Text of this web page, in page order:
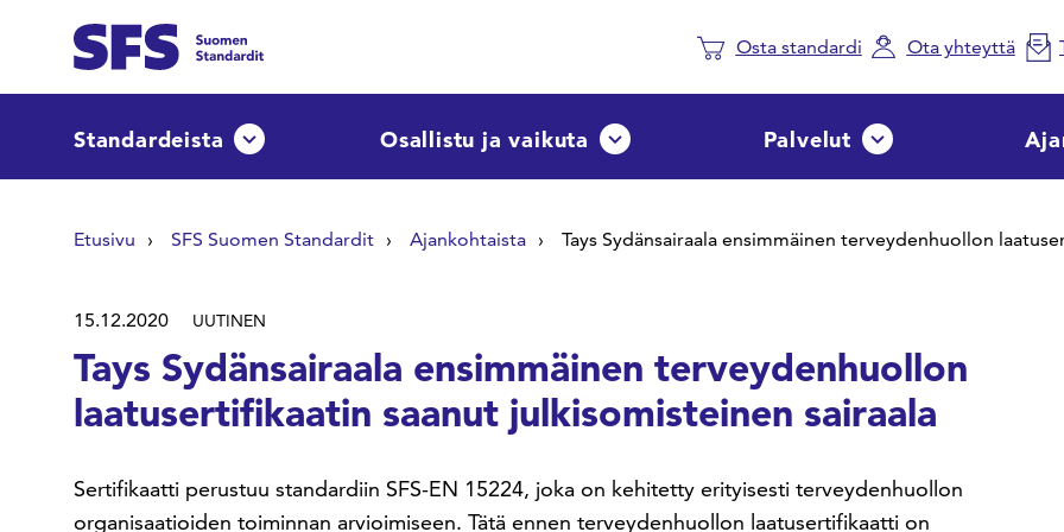
Osta standardi Ota yhteyttä
Standardeista Avaa tai sulje pudotusvalikkoOsallistu ja vaikuta Avaa tai sulje pudotusvalikko
Palvelut Avaa tai sulje
Etusivu SFS Suomen Standardit Ajankohtaista Tays Sydänsairaala ensimmäinen terveydenhuollon
15.12.2020 UUTINEN
Tays Sydänsairaala ensimmäinen terveydenhuollon
laatusertifikaatin saanut julkisomisteinen sairaala
Sertifikaatti perustuu standardiin SFS-EN 15224, joka on kehitetty erityisesti terveydenhuollon
organisaatioiden toiminnan arvioimiseen. Tätä ennen terveydenhuollon laatusertifikaatti on